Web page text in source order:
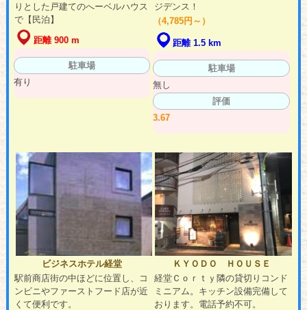
りとした戸建てのへーベルハウス
で【民泊】
距離 900 m
駐車場
有り
ジデンス！
（4,785円～）
距離 1.5 km
駐車場
無し
評価
3.67
ビジネスホテル経堂
駅前商店街の中ほどに位置し、コ
ンビニやファーストフード店が近
くて便利です。
ＫＹＯＤＯ ＨＯＵＳＥ
経堂Ｃｏｒｔｙ隣の貸切りコンド
ミニアム。キッチン設備完備して
おります。電話予約不可。